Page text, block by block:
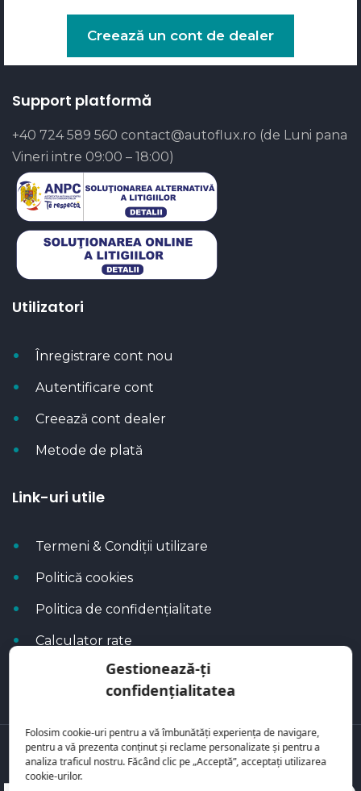
Gestionează-ți
confidențialitatea
Folosim cookie-uri pentru a vă îmbunătăți experiența de navigare,
pentru a vă prezenta conținut și reclame personalizate și pentru a
analiza traficul nostru. Făcând clic pe „Acceptă”, acceptați utilizarea
cookie-urilor.
Creează un cont de dealer
Support platformă
+40 724 589 560 contact@autoflux.ro (de Luni pana
Vineri intre 09:00 – 18:00)
Utilizatori
Înregistrare cont nou
Autentificare cont
Creează cont dealer
Metode de plată
Link-uri utile
Termeni & Condiții utilizare
Politică cookies
Politica de confidențialitate
Calculator rate
Blog Autoflux
Toate mașinile se regăsesc peAutoFlux